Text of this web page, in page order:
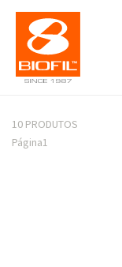
10 PRODUTOS
Página1